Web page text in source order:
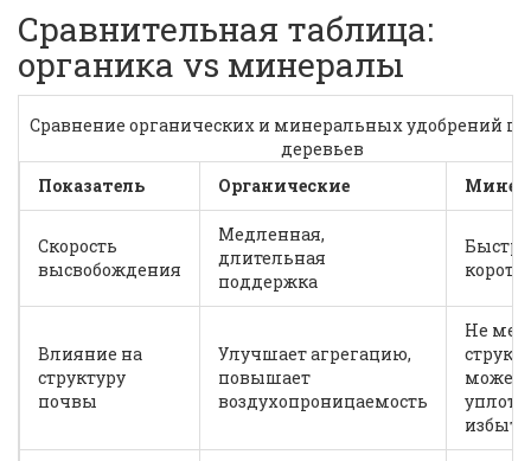
Сравнительная таблица:
органика vs минералы
Сравнение органических и минеральных удобрений
деревьев
Показатель
Органические
Скорость
высвобождения
Медленная,
длительная
поддержка
Влияние на
структуру
почвы
Улучшает агрегацию,
повышает
воздухопроницаемость
Не
может